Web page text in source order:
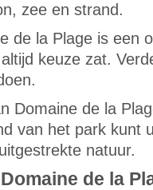
zee en strand.
de la Plage is een
keuze zat.
Domaine de la
van het park kunt
natuur.
de la